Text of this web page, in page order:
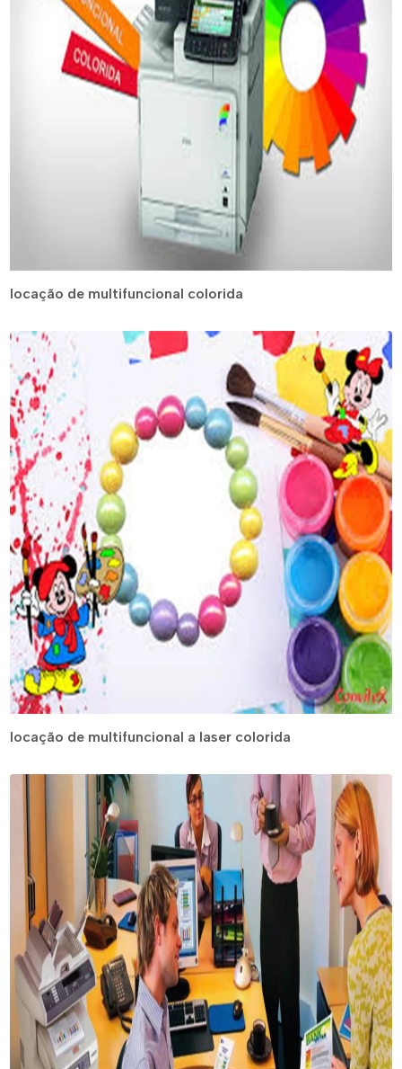
locação de multifuncional colorida
locação de multifuncional a laser colorida